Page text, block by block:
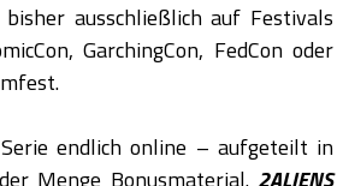
ausschließlich auf Festivals
GarchingCon, FedCon oder
endlich online – aufgeteilt in